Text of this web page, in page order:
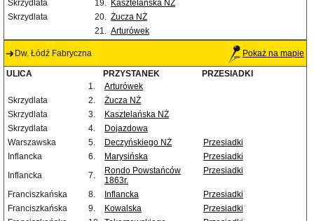
Skrzydlata
19. Kasztelańska NŻ
Skrzydlata
20. Żucza NŻ
21. Arturówek
Dw. Łódź Fabryczna Pokaż na mapie
ULICA PRZYSTANEK
PRZESIADKI
1.
Arturówek
Skrzydlata
2.
Żucza NŻ
Skrzydlata
3.
Kasztelańska NŻ
Skrzydlata
4.
Dojazdowa
Warszawska
5. Deczyńskiego NŻ
Przesiadki
Inflancka
6. Marysińska
Przesiadki
Inflancka
7.
Rondo Powstańców
1863r.
Przesiadki
Franciszkańska 8. Inflancka
Przesiadki
Franciszkańska
9. Kowalska
Przesiadki